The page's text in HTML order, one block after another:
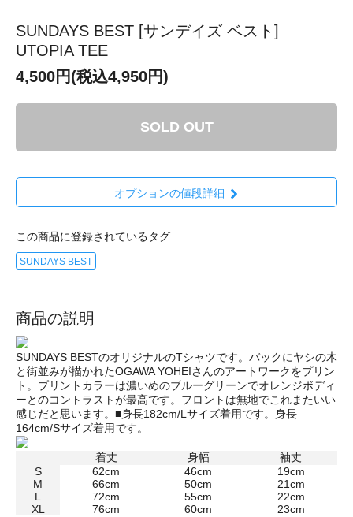
SUNDAYS BEST [サンデイズ ベスト]
UTOPIA TEE
4,500円(税込4,950円)
SOLD OUT
オプションの値段詳細
この商品に登録されているタグ
SUNDAYS BEST
商品の説明
SUNDAYS BESTのオリジナルのTシャツです。バックにヤシの木
と街並みが描かれたOGAWA YOHEIさんのアートワークをプリン
ト。プリントカラーは濃いめのブルーグリーンでオレンジボディ
ーとのコントラストが最高です。フロントは無地でこれまたいい
感じだと思います。■身長182cm/Lサイズ着用です。身長
164cm/Sサイズ着用です。
着丈 身幅
袖丈
S
62cm 46cm
19cm
M
66cm 50cm
21cm
L
72cm 55cm
22cm
XL
76cm 60cm 23cm